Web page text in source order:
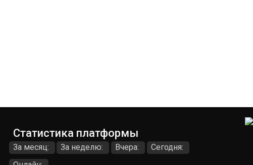
Статистика платформы
За месяц: За неделю: Вчера:
Сегодня: